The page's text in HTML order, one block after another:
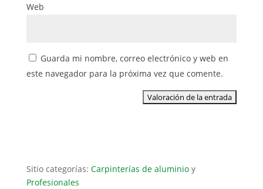
Web
Guarda mi nombre, correo electrónico y web en
este navegador para la próxima vez que comente.
Sitio categorías: Carpinterías de aluminioy
Profesionales